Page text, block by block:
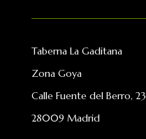
Taberna La Gaditana
Zona Goya
Calle Fuente del Berro, 23
28009 Madrid